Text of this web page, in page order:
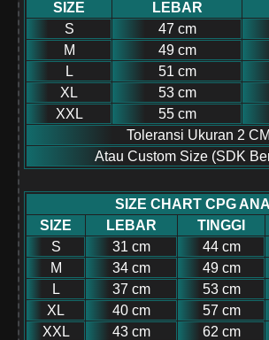
SIZE
LEBAR
S
47 cm
M
49 cm
L
51 cm
XL
53 cm
XXL
55 cm
Toleransi Ukuran 2 CM
Atau Custom Size (SDK
SIZE CHART CPG
SIZE
LEBAR TINGGI
S
31 cm 44 cm
M
34 cm 49 cm
L
37 cm 53 cm
XL
40 cm 57 cm
XXL
43 cm 62 cm